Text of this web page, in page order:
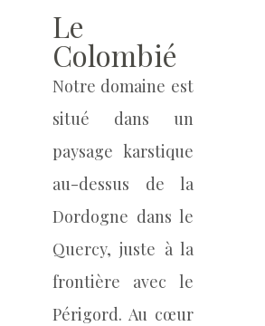
Le
Colombié
Notre domaine est
situé dans un
paysage karstique
au-dessus de la
Dordogne dans le
Quercy, juste à la
frontière avec le
Périgord.Au cœur